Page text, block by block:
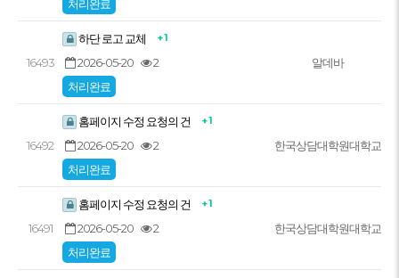
처리완료
16493
하단 로고 교체 + 1
2026-05-20
2
처리완료
알데바
16492
홈페이지 수정 요청의 건 + 1
2026-05-20
2
처리완료
한국상담대학원대학교
16491
홈페이지 수정 요청의 건 + 1
2026-05-20
2
처리완료
한국상담대학원대학교